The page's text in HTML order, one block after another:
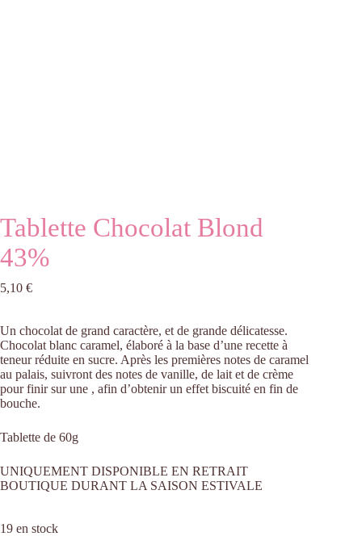
Tablette Chocolat Blond
43%
5,10 €
Un chocolat de grand caractère, et de grande délicatesse.
Chocolat blanc caramel, élaboré à la base d’une recette à
teneur réduite en sucre. Après les premières notes de caramel
au palais, suivront des notes de vanille, de lait et de crème
pour finir sur une , afin d’obtenir un effet biscuité en fin de
bouche.
Tablette de 60g
UNIQUEMENT DISPONIBLE EN RETRAIT
BOUTIQUE DURANT LA SAISON ESTIVALE
19 en stock